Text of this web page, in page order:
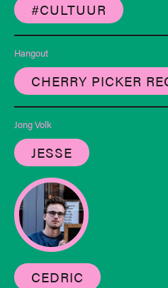
#CULTUUR
Hangout
CHERRY PICKER
Jong Volk
JESSE
CEDRIC